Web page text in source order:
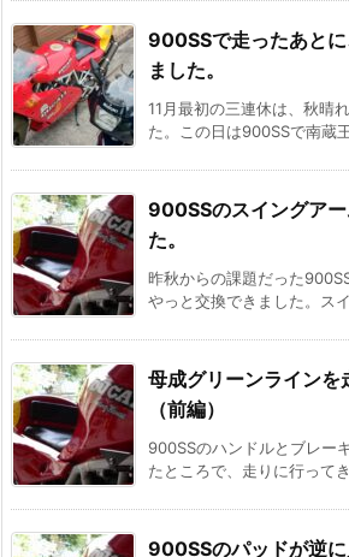
900SSで走ったあと
ました。
11月最初の三連休は、秋晴
た。この日は900SSで南蔵
900SSのスイングア
た。
昨秋からの課題だった
やっと交換できました。ス
母成グリーンラインを
（前編）
900SSのハンドルとブレー
たところで、走りに行って
900SSのパッドが逆に